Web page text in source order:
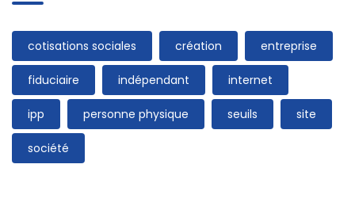
cotisations sociales création entreprise
fiduciaire indépendant internet
ipp personne physique seuils site
société